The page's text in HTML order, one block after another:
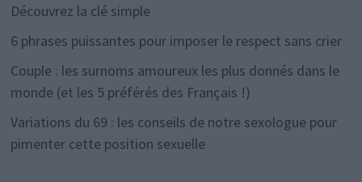
Découvrez la clé simple
6 phrases puissantes pour imposer le respect sans crier
Couple : les surnoms amoureux les plus donnés dans le
monde (et les 5 préférés des Français !)
Variations du 69 : les conseils de notre sexologue pour
pimenter cette position sexuelle